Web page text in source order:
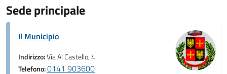
Sede principale
Il Municipio
Indirizzo:Via Al Castello, 4
Telefono:0141 903600